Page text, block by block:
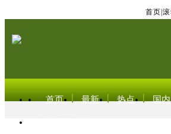
首页
首页 最新 热点 国内